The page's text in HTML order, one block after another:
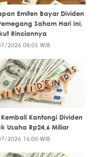
Emiten Bayar Dividen
Saham Hari Ini,
Rinciannya
2026 08:05 WIB
Kembali Kantongi Dividen
Usaha Rp24,6 Miliar
2026 16:00 WIB